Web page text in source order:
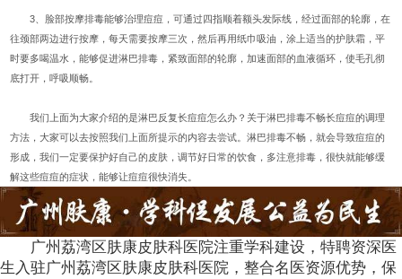
3、脸部按摩排毒能够治理痘痘，可通过四指顺着额头发际线，经过面部的轮廓，在
往颈部两边进行按摩，每天需要按摩三次，然后再用纸巾吸油，涂上适当的护肤霜，平
时要多喝温水，能够促进淋巴排毒，紧致面部的轮廓，加速面部的血液循环，使毛孔彻
底打开，呼吸顺畅。
我们上面为大家介绍的是淋巴反复长痘痘怎么办？关于淋巴排毒不畅长痘痘的调理
方法，大家可以去按照我们上面所提示的内容去尝试。淋巴排毒不畅，就会导致痘痘的
形成，我们一定要保护好自己的皮肤，调节好日常的饮食，多注意排毒，很快就能够缓
解这些痘痘的症状，能够让痘痘很快消失。
广州荔湾区肤康皮肤科医院注重学科建设，特聘资深医
生入驻广州荔湾区肤康皮肤科医院，整合名医资源优势，保